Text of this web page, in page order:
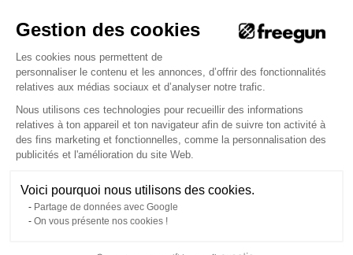
Merci Freegun
Port offert dès 69€ d'achat
Pour une une livraison colissimo
en France Métropolitaine.
Inscris-toi à notre newsletter pour suivre les actus de
la marque
(Et reçois 10% sur ta commande)
Gestion des cookies
Plateforme de Gestion du
Les cookies nous permettent de
personnaliser le contenu et les annonces, d’offrir des fonctionnalités
relatives aux médias sociaux et d’analyser notre trafic.
Nous utilisons ces technologies pour recueillir des informations
relatives à ton appareil et ton navigateur afin de suivre ton activité à
des fins marketing et fonctionnelles, comme la personnalisation des
publicités et l'amélioration du site Web.
Voici pourquoi nous utilisons des cookies.
Partage de données avec Google
On vous présente nos cookies !
Axeptio consent